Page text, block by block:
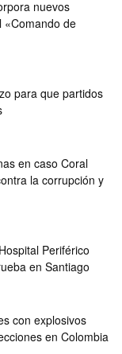
nuevos
«Comando de
para que partidos
en caso Coral
la corrupción y
Periférico
en Santiago
con explosivos
en Colombia